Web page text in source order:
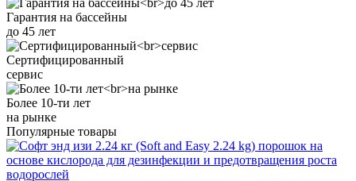
Гарантия на бассейны
до 45 лет
Сертифицированный
сервис
Более 10-ти лет
на рынке
Популярные товары